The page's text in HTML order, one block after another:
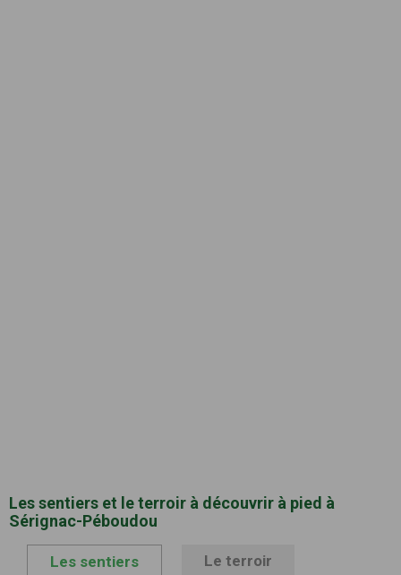
Les sentiers et le terroir à découvrir à pied à
Sérignac-Péboudou
Les sentiers Le terroir